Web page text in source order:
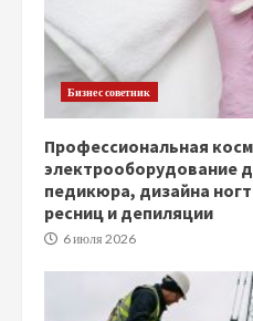
Бизнес советник
Профессиональная
электрооборудование
педикюра, дизайна
ресниц и депиляции
6 июля 2026